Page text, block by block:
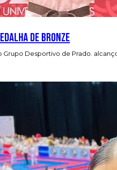
de bronze
Grupo Desportivo de Prado.